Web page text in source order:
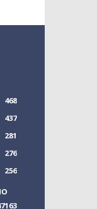
468
437
281
276
256
163